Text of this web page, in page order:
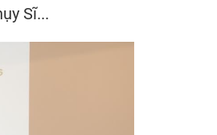
Sĩ...